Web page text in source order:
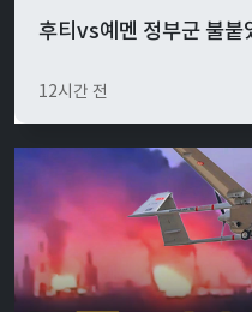
후티vs예멘 정부군 불
12시간 전